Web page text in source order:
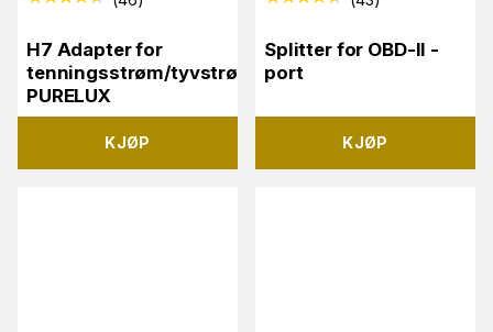
H7 Adapter for
tenningsstrøm/tyvstrøm
PURELUX
KJØP
Splitter for OBD-II -
port
KJØP